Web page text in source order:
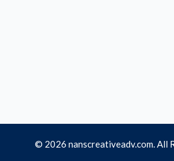
© 2026 nanscreativeadv.com. All